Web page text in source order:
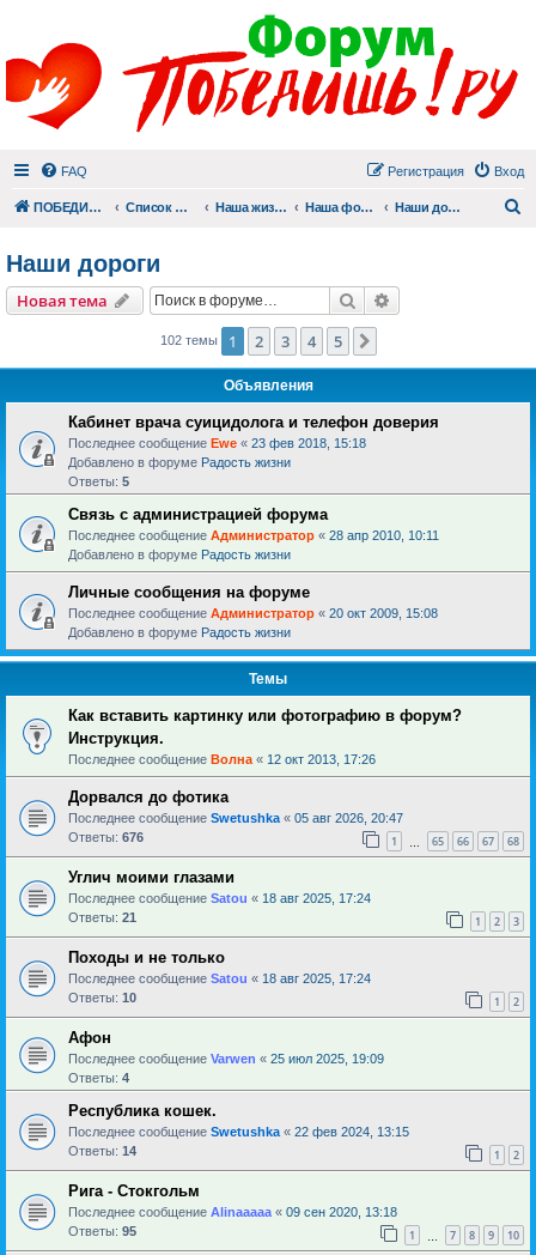
FAQ Вход
Регистрация
ПОБЕДИШЬ.РУ Список форумов Наша жизнь (не всё же о суициде!) Наша фотогалерея Наши дороги
Наши дороги
Новая тема Поиск
102 темы 1 2 3 4 5
Объявления
Кабинет врача суицидолога и телефон доверия
Последнее сообщение Ewe « 23 фев 2018, 15:18
Добавлено в форуме Радость жизни
Ответы: 5
Связь с администрацией форума
Последнее сообщение Администратор « 28 апр 2010, 10:11
Добавлено в форуме Радость жизни
Личные сообщения на форуме
Последнее сообщение Администратор « 20 окт 2009, 15:08
Добавлено в форуме Радость жизни
Темы
Как вставить картинку или фотографию в форум?
Инструкция.
Последнее сообщение Волна « 12 окт 2013, 17:26
Дорвался до фотика
Последнее сообщение Swetushka « 05 авг 2026, 20:47
Ответы: 676 1 65 66 67 68
Углич моими глазами
Последнее сообщение Satou « 18 авг 2025, 17:24
Ответы: 21 1 2 3
Походы и не только
Последнее сообщение Satou « 18 авг 2025, 17:24
Ответы: 10 1 2
Афон
Последнее сообщение Varwen « 25 июл 2025, 19:09
Ответы: 4
Республика кошек.
Последнее сообщение Swetushka « 22 фев 2024, 13:15
Ответы: 14 1 2
Рига - Стокгольм
Последнее сообщение Alinaaaaa « 09 сен 2020, 13:18
Ответы: 95 1 7 8 9 10